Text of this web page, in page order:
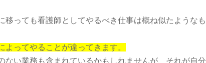
移っても看護師としてやるべき仕事は概ね似たようなも
ってやることが違ってきます。
ない業務も含まれているかもしれませんが、それが自分